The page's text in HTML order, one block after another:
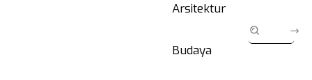
Arsitektur
Budaya